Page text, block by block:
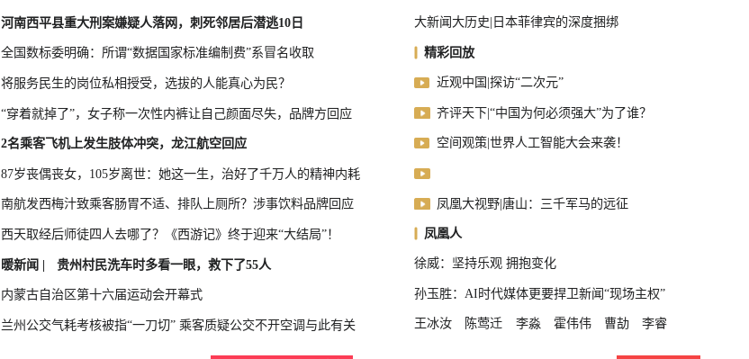
河南西平县重大刑案嫌疑人落网，刺死邻居后潜逃10日
全国数标委明确：所谓“数据国家标准编制费”系冒名收取
将服务民生的岗位私相授受，选拔的人能真心为民？
“穿着就掉了”，女子称一次性内裤让自己颜面尽失，品牌方回应
2名乘客飞机上发生肢体冲突，龙江航空回应
87岁丧偶丧女，105岁离世：她这一生，治好了千万人的精神内耗
南航发西梅汁致乘客肠胃不适、排队上厕所？涉事饮料品牌回应
西天取经后师徒四人去哪了？《西游记》终于迎来“大结局”！
暖新闻 | 贵州村民洗车时多看一眼，救下了55人
内蒙古自治区第十六届运动会开幕式
兰州公交气耗考核被指“一刀切” 乘客质疑公交不开空调与此有关
大新闻大历史|日本菲律宾的深度捆绑
精彩回放
近观中国|探访“二次元”
齐评天下|“中国为何必须强大”为了谁？
空间观策|世界人工智能大会来袭！
凤凰大视野|唐山：三千军马的远征
凤凰人
徐威：坚持乐观 拥抱变化
孙玉胜：AI时代媒体更要捍卫新闻“现场主权”
王冰汝 陈莺迁 李淼 霍伟伟 曹劼 李睿